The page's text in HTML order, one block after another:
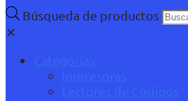
Búsqueda de productos
✕
Categorías
Impresoras
Lectores de Códigos